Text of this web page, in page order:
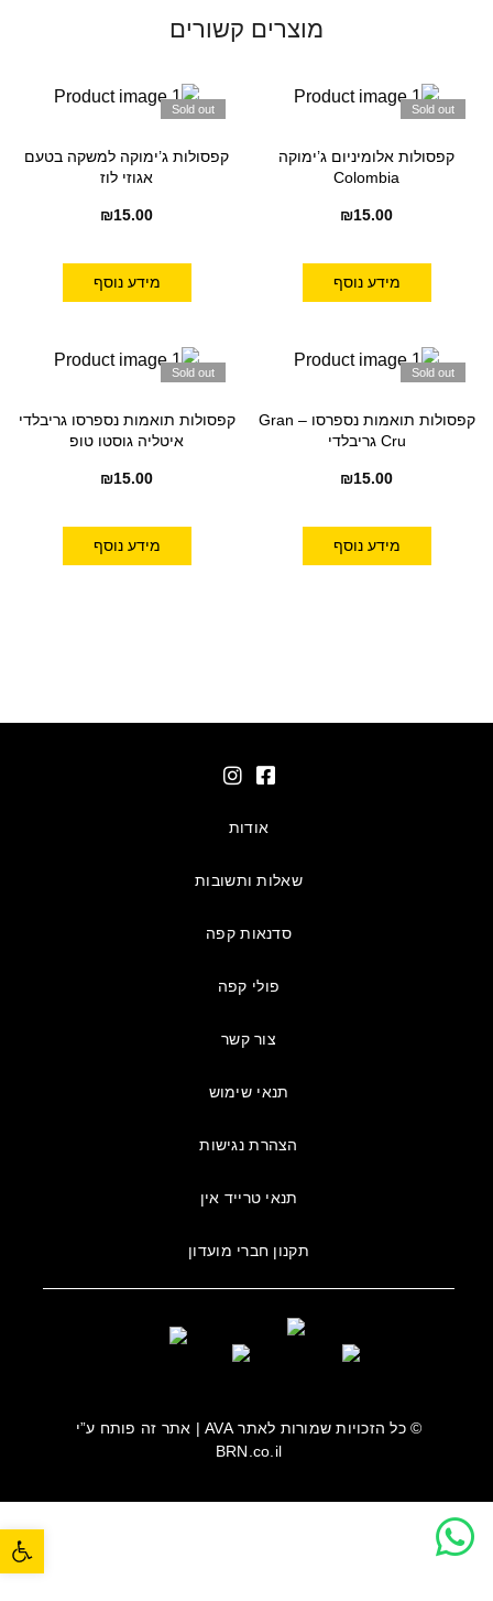
פתח סרגל נגישות
מוצרים קשורים
Sold out
קפסולות אלומיניום ג’ימוקה
Colombia
₪15.00
מידע נוסף
Sold out
קפסולות ג’ימוקה למשקה בטעם
אגוזי לוז
₪15.00
מידע נוסף
Sold out
קפסולות תואמות נספרסו – Gran
Cru גריבלדי
₪15.00
מידע נוסף
Sold out
קפסולות תואמות נספרסו גריבלדי
איטליה גוסטו טופ
₪15.00
מידע נוסף
אודות
שאלות ותשובות
סדנאות קפה
פולי קפה
צור קשר
תנאי שימוש
הצהרת נגישות
תנאי טרייד אין
תקנון חברי מועדון
© כל הזכויות שמורות לאתרAVA| אתר זה פותח ע”י
BRN.co.il